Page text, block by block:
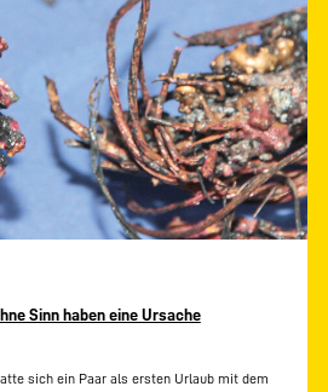
Sinn haben eine Ursache
sich ein Paar als ersten Urlaub mit dem